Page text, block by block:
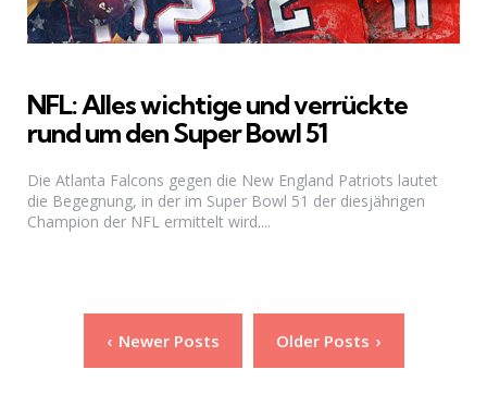
NFL: Alles wichtige und verrückte
rund um den Super Bowl 51
Die Atlanta Falcons gegen die New England Patriots lautet
die Begegnung, in der im Super Bowl 51 der diesjährigen
Champion der NFL ermittelt wird....
Seitennummerierung
Newer Posts Older Posts